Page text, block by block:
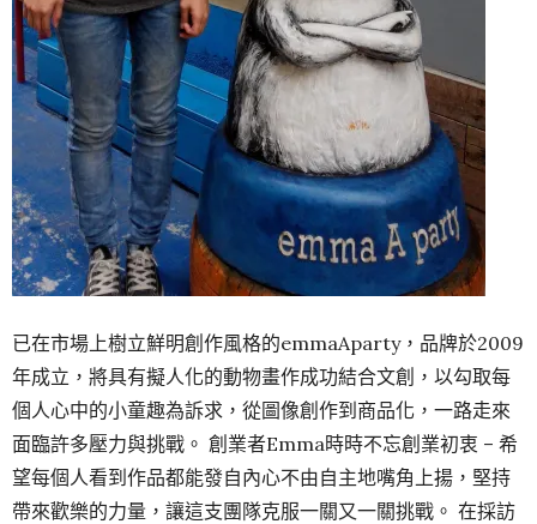
已在市場上樹立鮮明創作風格的emmaAparty，品牌於2009
年成立，將具有擬人化的動物畫作成功結合文創，以勾取每
個人心中的小童趣為訴求，從圖像創作到商品化，一路走來
面臨許多壓力與挑戰。 創業者Emma時時不忘創業初衷 – 希
望每個人看到作品都能發自內心不由自主地嘴角上揚，堅持
帶來歡樂的力量，讓這支團隊克服一關又一關挑戰。 在採訪